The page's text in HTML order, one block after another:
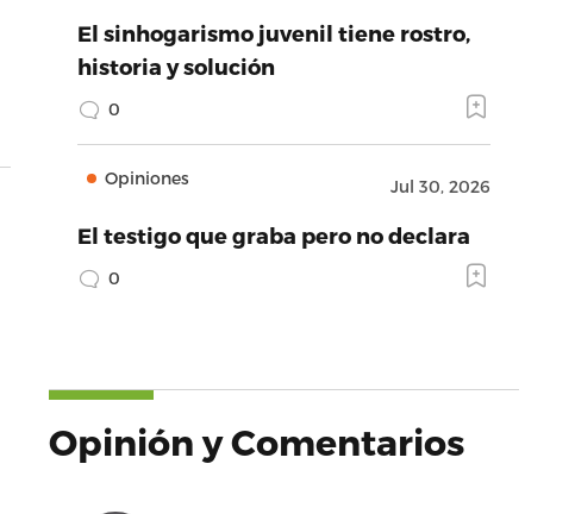
El sinhogarismo juvenil tiene rostro,
historia y solución
0
Opiniones Jul 30, 2026
El testigo que graba pero no declara
0
Opinión y Comentarios